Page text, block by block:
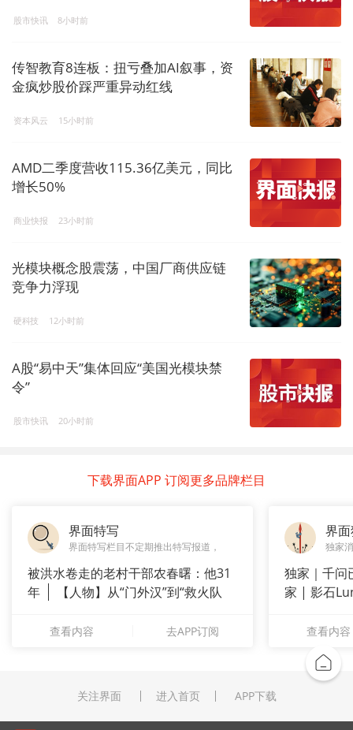
股市快讯 8小时前
传智教育8连板：扭亏叠加AI叙事，资
金疯炒股价踩严重异动红线
资本风云 15小时前
AMD二季度营收115.36亿美元，同比
增长50%
商业快报 23小时前
光模块概念股震荡，中国厂商供应链
竞争力浮现
硬科技 12小时前
A股“易中天”集体回应“美国光模块禁
令”
股市快讯 20小时前
下载界面APP 订阅更多品牌栏目
界面特写
界面特写栏目不定期推出特写报道，
被洪水卷走的老村干部农春曙：他31
年
【人物】从“门外汉”到“救火队
查看内容 去APP订阅
界
独家
独家｜千问
家 | 影石
查看内容
关注界面 进入首页 APP下载